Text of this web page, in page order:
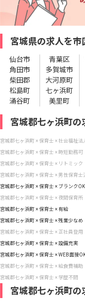
宮城県の求人を市
仙台市 青葉区
角田市
多賀城市
柴田郡
大河原町
松島町
七ヶ浜町
涌谷町
美里町
宮城郡七ヶ浜町の
宮城郡七ヶ浜町 × 保育士 × 社会福祉法
宮城郡七ヶ浜町 × 保育士 × 時短勤務可
宮城郡七ヶ浜町 × 保育士 × リトミック
宮城郡七ヶ浜町 × 保育士 × 男性保育士
宮城郡七ヶ浜町 × 保育士 × ブランクOK
宮城郡七ヶ浜町 × 保育士 × 夜間保育所
宮城郡七ヶ浜町 × 保育士 × 有給
宮城郡七ヶ浜町 × 保育士 × 残業少なめ
宮城郡七ヶ浜町 × 保育士 × 正社員登用
宮城郡七ヶ浜町 × 保育士 × 設備充実
宮城郡七ヶ浜町 × 保育士 × WEB面接
宮城郡七ヶ浜町 × 保育士 × 給食費補助
宮城郡七ヶ浜町 × 保育士 × 学歴不問
宮城郡七ヶ浜町の